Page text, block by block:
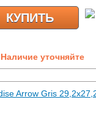
КУПИТЬ
Наличие уточняйте